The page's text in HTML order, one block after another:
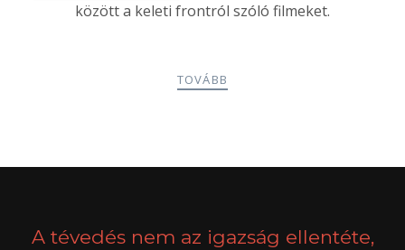
között a keleti frontról szóló filmeket.
TOVÁBB
A tévedés nem az igazság ellentéte,